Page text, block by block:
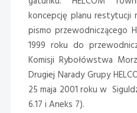
koncepcję planu restytucji
pismo przewodniczącego
1999 roku do
Komisji Rybołówstwa
Drugiej Narady Grupy
25 maja 2001 roku w
6.17 i Aneks 7).